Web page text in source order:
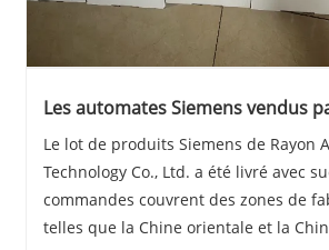
Les automates Siemens vendus
Le lot de produits Siemens de Rayon
Technology Co., Ltd. a été livré avec
commandes couvrent des zones de
telles que la Chine orientale et la